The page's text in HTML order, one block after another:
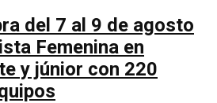
del 7 al 9 de agosto
Femenina en
y júnior con 220